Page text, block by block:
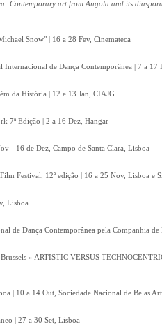
Contemporary art from Angola and its
Snow" | 16 a 28 Fev, Cinemateca
Internacional de Dança Contemporânea | 7 a 17
da História | 12 e 13 Jan, CIAJG
7ª Edição | 2 a 16 Dez, Hangar
- 16 de Dez, Campo de Santa Clara, Lisboa
Festival, 12ª edição | 16 a 25 Nov, Lisboa e
Lisboa
de Dança Contemporânea pela Companhia
» ARTISTIC VERSUS
| 10 a 14 Out, Sociedade Nacional de Belas
| 27 a 30 Set, Lisboa